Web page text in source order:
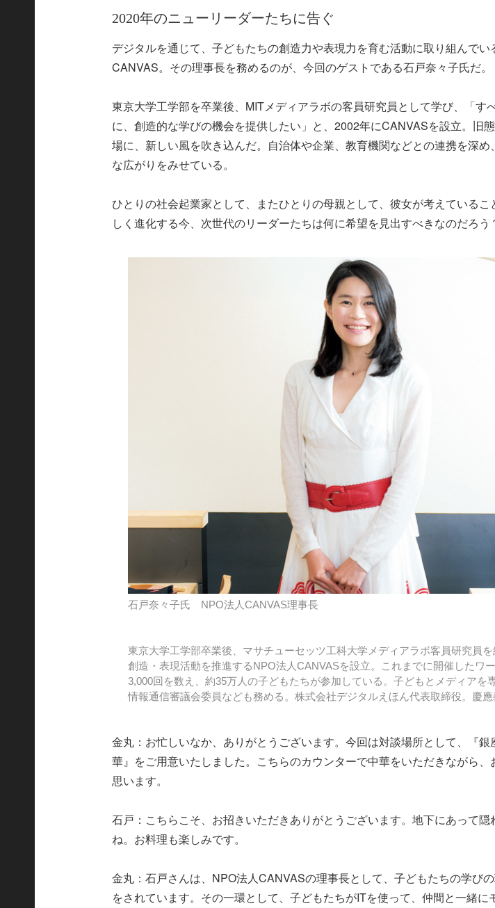
2020年のニューリーダーたちに告ぐ
デジタルを通じて、子どもたちの創造力や表現力を育む活動に取り組んでい
CANVAS。その理事長を務めるのが、今回のゲストである石戸奈々子氏だ。
東京大学工学部を卒業後、MITメディアラボの客員研究員として学び、「す
に、創造的な学びの機会を提供したい」と、2002年にCANVASを設立。旧
場に、新しい風を吹き込んだ。自治体や企業、教育機関などとの連携を深め
な広がりをみせている。
ひとりの社会起業家として、またひとりの母親として、彼女が考えている
しく進化する今、次世代のリーダーたちは何に希望を見出すべきなのだろう
石戸奈々子氏 NPO法人CANVAS理事長
東京大学工学部卒業後、マサチューセッツ工科大学メディアラボ客員研究員
創造・表現活動を推進するNPO法人CANVASを設立。これまでに開催したワ
3,000回を数え、約35万人の子どもたちが参加している。子どもとメディアを
情報通信審議会委員なども務める。株式会社デジタルえほん代表取締役。慶應
金丸：お忙しいなか、ありがとうございます。今回は対談場所として、『銀
華』をご用意いたしました。こちらのカウンターで中華をいただきながら、
思います。
石戸：こちらこそ、お招きいただきありがとうございます。地下にあって隠
ね。お料理も楽しみです。
金丸：石戸さんは、NPO法人CANVASの理事長として、子どもたちの学び
をされています。その一環として、子どもたちがITを使って、仲間と一緒に